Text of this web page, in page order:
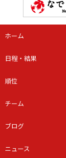
ホーム
日程・結果
順位
チーム
ブログ
ニュース